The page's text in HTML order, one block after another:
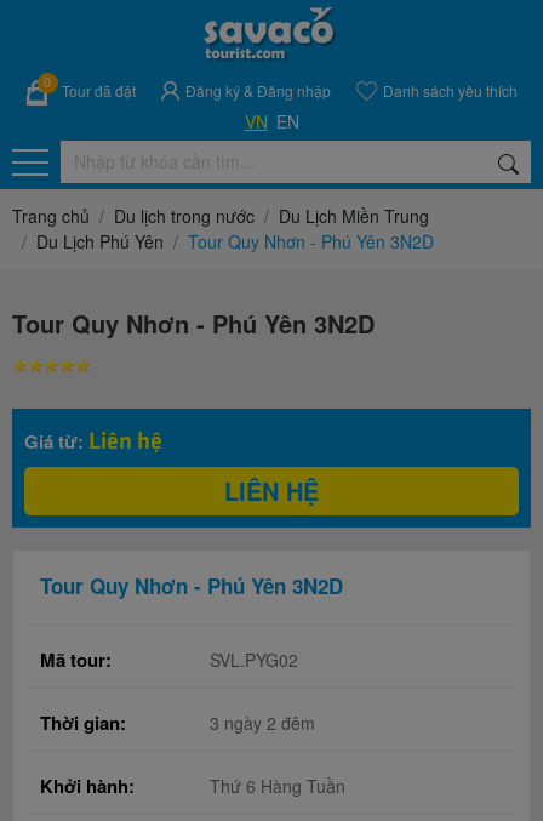
0 Tour đã đặt Đăng ký& Đăng nhập Danh sách yêu thích
VN EN
Trang chủ Du lịch trong nước
Du Lịch Miền Trung
Du Lịch Phú Yên
Tour Quy Nhơn - Phú Yên 3N2D
Tour Quy Nhơn - Phú Yên 3N2D
Giá từ: Liên hệ
LIÊN HỆ
Tour Quy Nhơn - Phú Yên 3N2D
Mã tour: SVL.PYG02
Thời gian: 3 ngày 2 đêm
Khởi hành: Thứ 6 Hàng Tuần